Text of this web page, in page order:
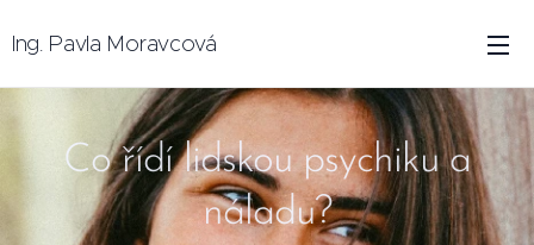
Ing. Pavla Moravcová
Co řídí lidskou psychiku a
náladu?